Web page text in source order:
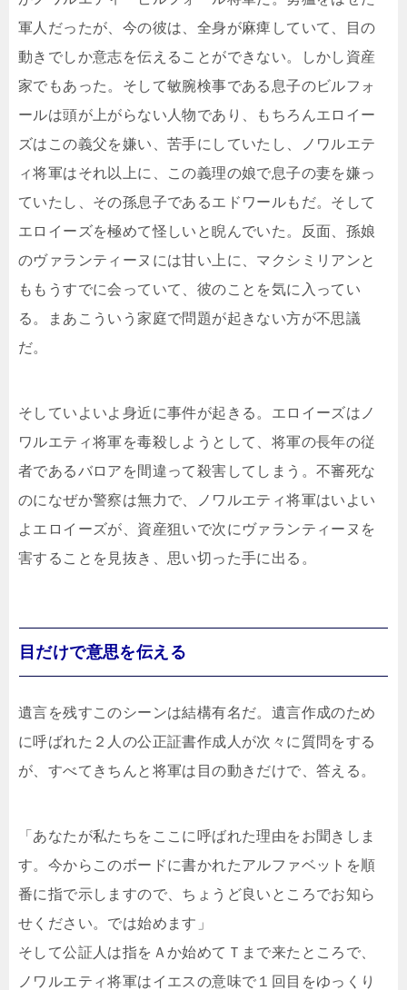
軍人だったが、今の彼は、全身が麻痺していて、目の
動きでしか意志を伝えることができない。しかし資産
家でもあった。そして敏腕検事である息子のビルフォ
ールは頭が上がらない人物であり、もちろんエロイー
ズはこの義父を嫌い、苦手にしていたし、ノワルエテ
ィ将軍はそれ以上に、この義理の娘で息子の妻を嫌っ
ていたし、その孫息子であるエドワールもだ。そして
エロイーズを極めて怪しいと睨んでいた。反面、孫娘
のヴァランティーヌには甘い上に、マクシミリアンと
ももうすでに会っていて、彼のことを気に入ってい
る。まあこういう家庭で問題が起きない方が不思議
だ。
そしていよいよ身近に事件が起きる。エロイーズはノ
ワルエティ将軍を毒殺しようとして、将軍の長年の従
者であるバロアを間違って殺害してしまう。不審死な
のになぜか警察は無力で、ノワルエティ将軍はいよい
よエロイーズが、資産狙いで次にヴァランティーヌを
害することを見抜き、思い切った手に出る。
目だけで意思を伝える
遺言を残すこのシーンは結構有名だ。遺言作成のため
に呼ばれた２人の公正証書作成人が次々に質問をする
が、すべてきちんと将軍は目の動きだけで、答える。
「あなたが私たちをここに呼ばれた理由をお聞きしま
す。今からこのボードに書かれたアルファベットを順
番に指で示しますので、ちょうど良いところでお知ら
せください。では始めます」
そして公証人は指をＡか始めてＴまで来たところで、
ノワルエティ将軍はイエスの意味で１回目をゆっくり